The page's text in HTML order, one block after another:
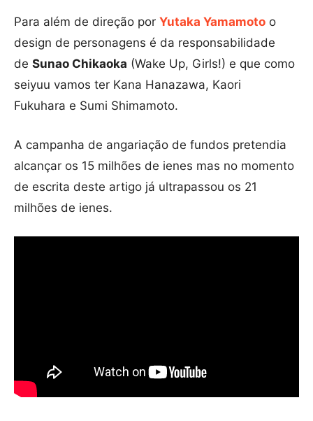
Para além de direção por Yutaka Yamamoto o
design de personagens é da responsabilidade
de Sunao Chikaoka (Wake Up, Girls!) e que como
seiyuu vamos ter Kana Hanazawa, Kaori
Fukuhara e Sumi Shimamoto.
A campanha de angariação de fundos pretendia
alcançar os 15 milhões de ienes mas no momento
de escrita deste artigo já ultrapassou os 21
milhões de ienes.